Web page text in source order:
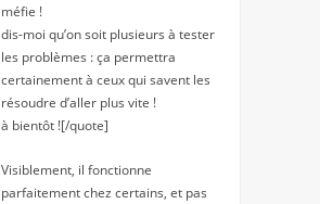
méfie !
dis-moi qu’on soit plusieurs à tester
les problèmes : ça permettra
certainement à ceux qui savent les
résoudre d’aller plus vite !
à bientôt ![/quote]
Visiblement, il fonctionne
parfaitement chez certains, et pas